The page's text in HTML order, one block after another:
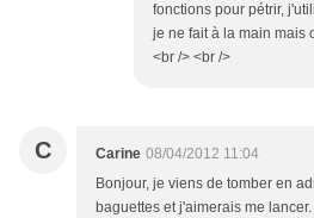
fonctions pour pétrir,
je ne fait à la main mais
<br /> <br />
C Carine 08/04/2012 11:04
Bonjour, je viens de tomber en
baguettes et j'aimerais me